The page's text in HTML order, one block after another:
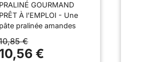
200 g
PRALINÉ GOURMAND
PRÊT À l’EMPLOI - Une
pâte pralinée amandes
onctueuse pour vos
pâtisseries. Spécialité des
€
10,56 €